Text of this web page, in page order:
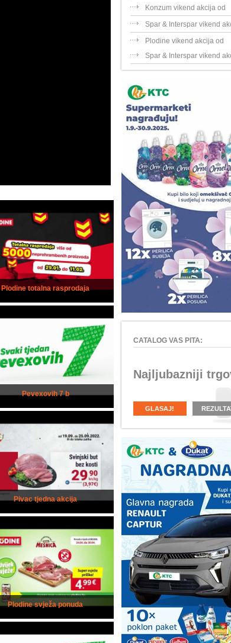
Plodine totalna rasprodaja
Pevexovih 7 b
Pivac tjedna akcija
Plodine svježa ponuda
Spar & Interspar vikend
Plodine vikend akcija od
Konzum vikend akcija od
31.05.-02.06.202...
Bipa vikend akcija od
30.05.-02.06.2024.
Bakmaz vikend akcija od
30.05.-02.06.202...
Plodine super akcija od
Eurospin super akcija od
13.-15.05.2024.
Konzum vikend akcija od
09.-11.02.2024.
Spar & Interspar vikend
Plodine vikend akcija od
09.-11.02.2024.
CATALOG VAS PITA:
Najljubazniji
GLASAJ!